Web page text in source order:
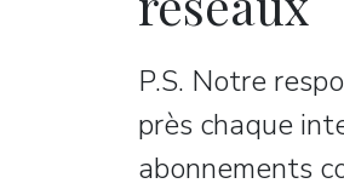
P.S. Notre
près chaque
abonnements